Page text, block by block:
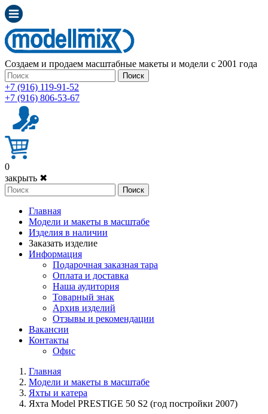
Создаем и продаем масштабные макеты и модели с 2001 года
Поиск
+7 (916) 119-91-52
+7 (916) 806-53-67
0
закрыть ✖
Поиск
Главная
Модели и макеты в масштабе
Изделия в наличии
Заказать изделие
Информация
Подарочная заказная тара
Оплата и доставка
Наша аудитория
Товарный знак
Архив изделий
Отзывы и рекомендации
Вакансии
Контакты
Офис
Главная
Модели и макеты в масштабе
Яхты и катера
Яхта Model PRESTIGE 50 S2 (год постройки 2007)